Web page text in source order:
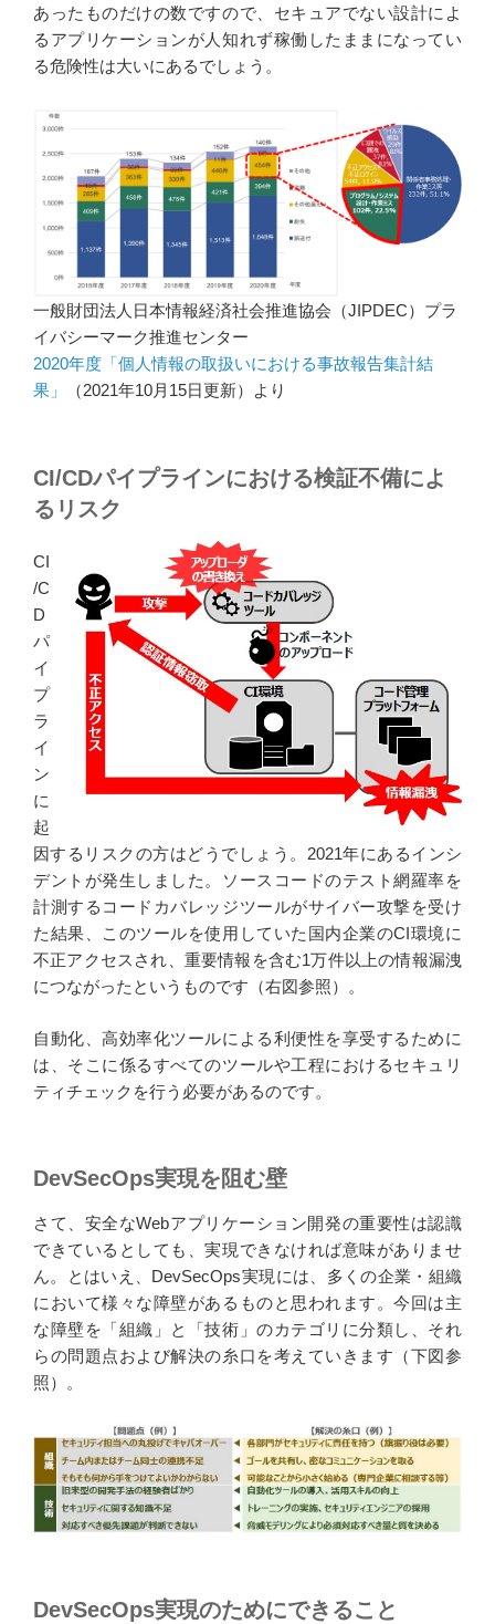
あったものだけの数ですので、セキュアでない設計によ
るアプリケーションが人知れず稼働したままになってい
る危険性は大いにあるでしょう。
一般財団法人日本情報経済社会推進協会（JIPDEC）プラ
イバシーマーク推進センター
2020年度「個人情報の取扱いにおける事故報告集計結
果」
（2021年10月15日更新）より
CI/CDパイプラインにおける検証不備によ
るリスク
CI
/C
D
パ
イ
プ
ラ
イ
ン
に
起
因するリスクの方はどうでしょう。2021年にあるインシ
デントが発生しました。ソースコードのテスト網羅率を
計測するコードカバレッジツールがサイバー攻撃を受け
た結果、このツールを使用していた国内企業のCI環境に
不正アクセスされ、重要情報を含む1万件以上の情報漏洩
につながったというものです（右図参照）。
自動化、高効率化ツールによる利便性を享受するために
は、そこに係るすべてのツールや工程におけるセキュリ
ティチェックを行う必要があるのです。
DevSecOps実現を阻む壁
さて、安全なWebアプリケーション開発の重要性は認識
できているとしても、実現できなければ意味がありませ
ん。とはいえ、DevSecOps実現には、多くの企業・組織
において様々な障壁があるものと思われます。今回は主
な障壁を「組織」と「技術」のカテゴリに分類し、それ
らの問題点および解決の糸口を考えていきます（下図参
照）。
DevSecOps実現のためにできること